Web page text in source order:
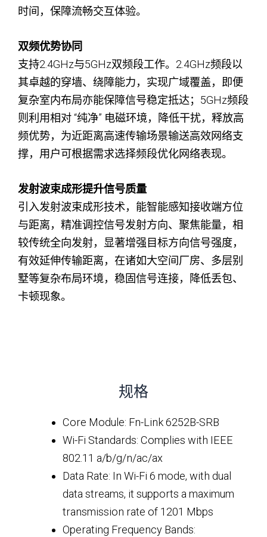
时间，保障流畅交互体验。
双频优势协同
支持2.4GHz与5GHz双频段工作。2.4GHz频段以
其卓越的穿墙、绕障能力，实现广域覆盖，即便
复杂室内布局亦能保障信号稳定抵达；5GHz频段
则利用相对 “纯净” 电磁环境，降低干扰，释放高
频优势，为近距离高速传输场景输送高效网络支
撑，用户可根据需求选择频段优化网络表现。
发射波束成形提升信号质量
引入发射波束成形技术，能智能感知接收端方位
与距离，精准调控信号发射方向、聚焦能量，相
较传统全向发射，显著增强目标方向信号强度，
有效延伸传输距离，在诸如大空间厂房、多层别
墅等复杂布局环境，稳固信号连接，降低丢包、
卡顿现象。
规格
Core Module: Fn-Link 6252B-SRB
Wi-Fi Standards: Complies with IEEE
802.11 a/b/g/n/ac/ax
Data Rate: In Wi-Fi 6 mode, with dual
data streams, it supports a maximum
transmission rate of 1201 Mbps
Operating Frequency Bands: